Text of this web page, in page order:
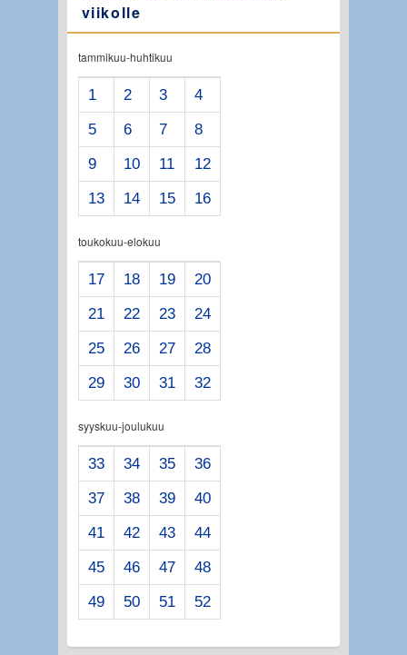
viikolle
tammikuu-huhtikuu
1 2 3
4
5
6 7
8
9
10 11
12
13
14 15 16
toukokuu-elokuu
17 18 19
20
21
22 23
24
25
26 27
28
29
30 31 32
syyskuu-joulukuu
33 34 35
36
37
38 39
40
41
42 43
44
45
46 47
48
49
50 51 52